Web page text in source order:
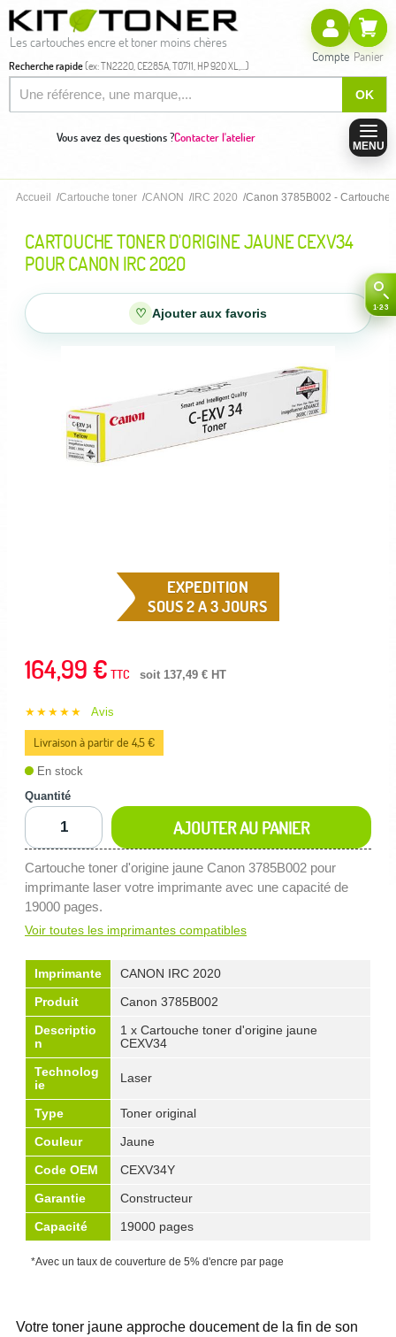
Les cartouches encre et toner moins chères
Recherche rapide(ex: TN2220, CE285A, T0711, HP 920 XL,...)
OK
Compte Panier
Vous avez des questions ?Contacter l'atelier
MENU
Accueil Cartouche toner CANON IRC 2020 Canon 3785B002 - Cartouche
CARTOUCHE TONER D'ORIGINE JAUNE CEXV34
POUR CANON IRC 2020
♡ Ajouter aux favoris
EXPEDITION
SOUS 2 A 3 JOURS
164,99 € TTC soit 137,49 € HT
★★★★★ Avis
Livraison à partir de 4,5 €
En stock
Quantité
AJOUTER AU PANIER
Cartouche toner d'origine jaune Canon 3785B002 pour
imprimante laser votre imprimante avec une capacité de
19000 pages.
Voir toutes les imprimantes compatibles
Imprimante
CANON IRC 2020
Produit
Canon 3785B002
Descriptio
n
1 x Cartouche toner d'origine jaune
CEXV34
Technolog
ie
Laser
Type
Toner original
Couleur
Jaune
Code OEM
CEXV34Y
Garantie
Constructeur
Capacité
19000 pages
*Avec un taux de couverture de 5% d'encre par page
Votre toner jaune approche doucement de la fin de son